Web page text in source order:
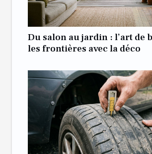
Du salon au jardin : l’art de
les frontières avec la déco